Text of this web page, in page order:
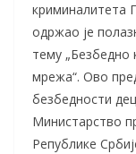
криминалитета
одржао је
тему
мрежа“. Ово
безбедности
Министарство
Републике